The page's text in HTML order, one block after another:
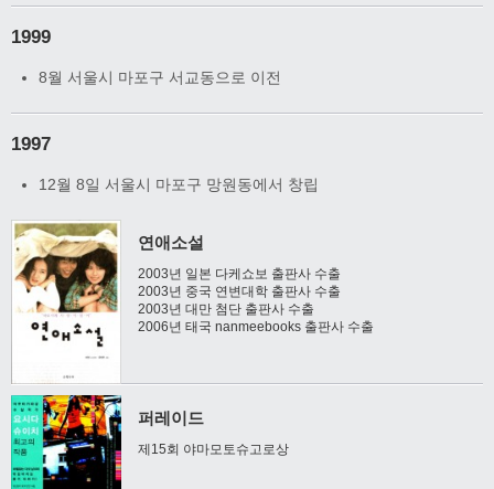
1999
8월 서울시 마포구 서교동으로 이전
1997
12월 8일 서울시 마포구 망원동에서 창립
연애소설
2003년 일본 다케쇼보 출판사 수출
2003년 중국 연변대학 출판사 수출
2003년 대만 첨단 출판사 수출
2006년 태국 nanmeebooks 출판사 수출
퍼레이드
제15회 야마모토슈고로상